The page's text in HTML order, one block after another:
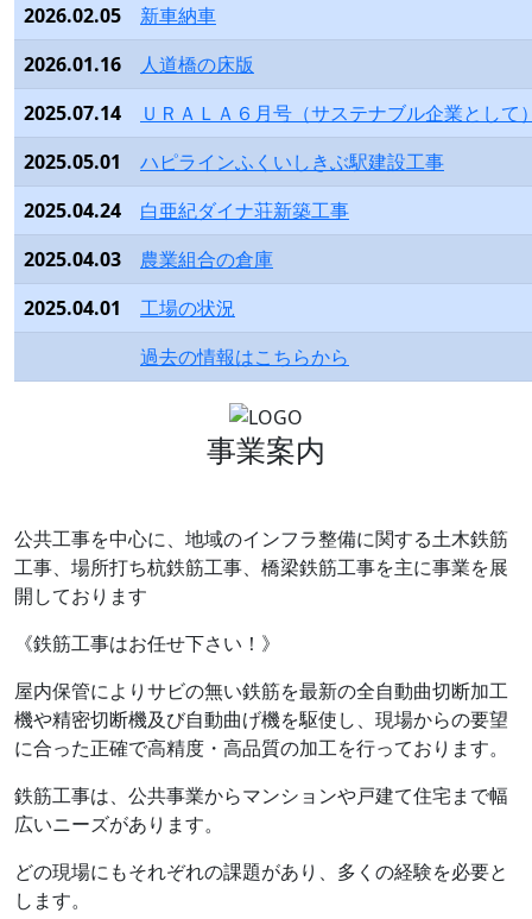
2026.02.05
新車納車
2026.01.16
人道橋の床版
2025.07.14
ＵＲＡＬＡ６月号（サステナブル企業として
2025.05.01
ハピラインふくいしきぶ駅建設工事
2025.04.24
白亜紀ダイナ荘新築工事
2025.04.03
農業組合の倉庫
2025.04.01
工場の状況
過去の情報はこちらから
事業案内
公共工事を中心に、地域のインフラ整備に関する土木鉄筋
工事、場所打ち杭鉄筋工事、橋梁鉄筋工事を主に事業を展
開しております
《鉄筋工事はお任せ下さい！》
屋内保管によりサビの無い鉄筋を最新の全自動曲切断加工
機や精密切断機及び自動曲げ機を駆使し、現場からの要望
に合った正確で高精度・高品質の加工を行っております。
鉄筋工事は、公共事業からマンションや戸建て住宅まで幅
広いニーズがあります。
どの現場にもそれぞれの課題があり、多くの経験を必要と
します。